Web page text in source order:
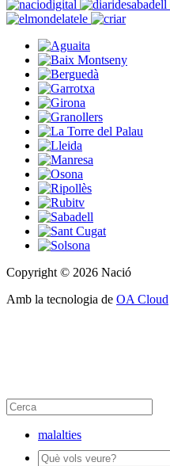
Copyright © 2026 Nació
Amb la tecnologia de OA Cloud
malalties